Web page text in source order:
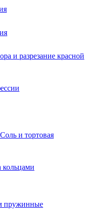
и разрезание красной
и тортовая
пружинные